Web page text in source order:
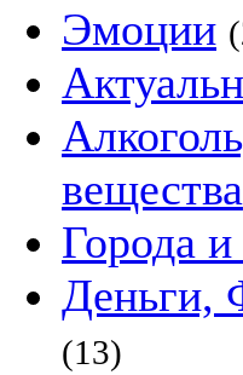
Эмоции
вещества
Города
Деньги,
(13)